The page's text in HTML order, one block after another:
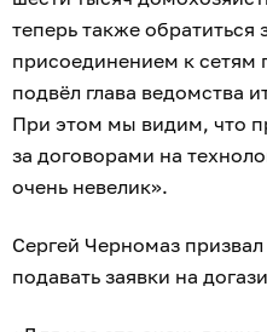
теперь также обратиться
присоединением к сетям
подвёл глава ведомства
При этом мы видим, что
за договорами на
очень невелик».
Сергей Черномаз
подавать заявки на